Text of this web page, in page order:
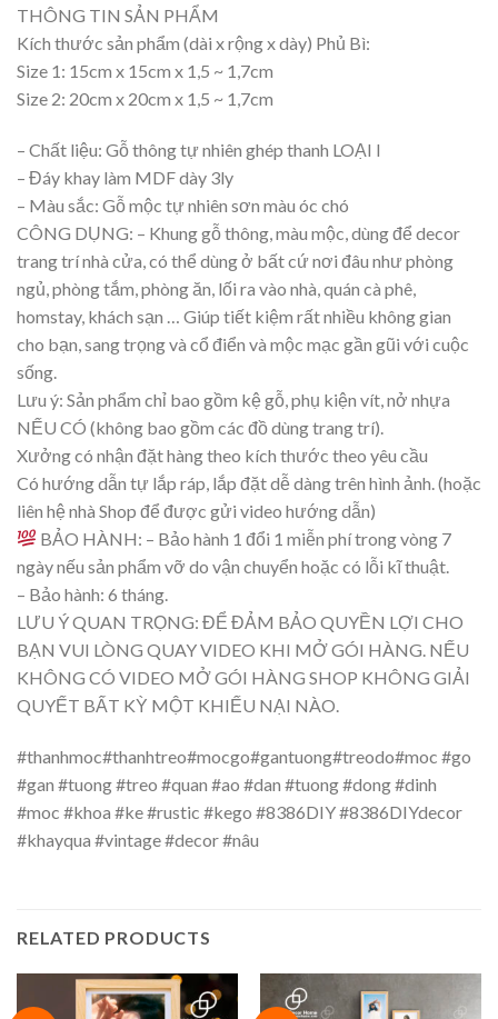
THÔNG TIN SẢN PHẨM
Kích thước sản phẩm (dài x rộng x dày) Phủ Bì:
Size 1: 15cm x 15cm x 1,5 ~ 1,7cm
Size 2: 20cm x 20cm x 1,5 ~ 1,7cm
– Chất liệu: Gỗ thông tự nhiên ghép thanh LOẠI I
– Đáy khay làm MDF dày 3ly
– Màu sắc: Gỗ mộc tự nhiên sơn màu óc chó
CÔNG DỤNG: – Khung gỗ thông, màu mộc, dùng để decor
trang trí nhà cửa, có thể dùng ở bất cứ nơi đâu như phòng
ngủ, phòng tắm, phòng ăn, lối ra vào nhà, quán cà phê,
homstay, khách sạn … Giúp tiết kiệm rất nhiều không gian
cho bạn, sang trọng và cổ điển và mộc mạc gần gũi với cuộc
sống.
Lưu ý: Sản phẩm chỉ bao gồm kệ gỗ, phụ kiện vít, nở nhựa
NẾU CÓ (không bao gồm các đồ dùng trang trí).
Xưởng có nhận đặt hàng theo kích thước theo yêu cầu
Có hướng dẫn tự lắp ráp, lắp đặt dễ dàng trên hình ảnh. (hoặc
liên hệ nhà Shop để được gửi video hướng dẫn)
BẢO HÀNH: – Bảo hành 1 đổi 1 miễn phí trong vòng 7
ngày nếu sản phẩm vỡ do vận chuyển hoặc có lỗi kĩ thuật.
– Bảo hành: 6 tháng.
LƯU Ý QUAN TRỌNG: ĐỂ ĐẢM BẢO QUYỀN LỢI CHO
BẠN VUI LÒNG QUAY VIDEO KHI MỞ GÓI HÀNG. NẾU
KHÔNG CÓ VIDEO MỞ GÓI HÀNG SHOP KHÔNG GIẢI
QUYẾT BẤT KỲ MỘT KHIẾU NẠI NÀO.
#thanhmoc#thanhtreo#mocgo#gantuong#treodo#moc #go
#gan #tuong #treo #quan #ao #dan #tuong #dong #dinh
#moc #khoa #ke #rustic #kego #8386DIY #8386DIYdecor
#khayqua #vintage #decor #nâu
RELATED PRODUCTS